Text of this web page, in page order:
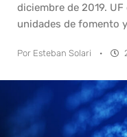
diciembre de 2019.
unidades de fomento
Por Esteban Solari ·